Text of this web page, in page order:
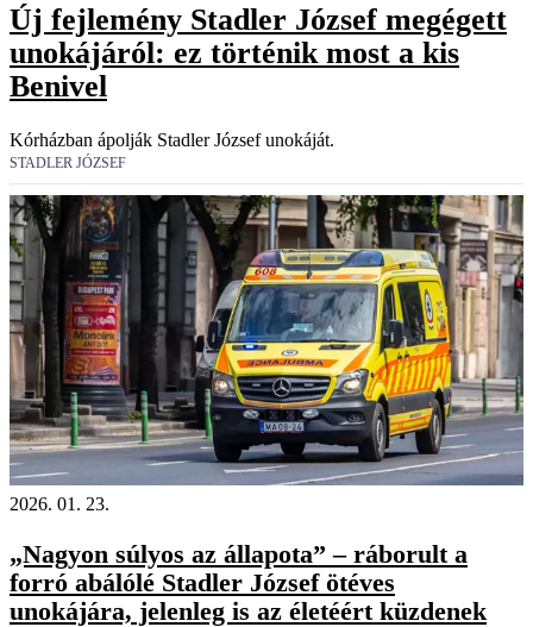
Új fejlemény Stadler József megégett
unokájáról: ez történik most a kis
Benivel
Kórházban ápolják Stadler József unokáját.
STADLER JÓZSEF
2026. 01. 23.
„Nagyon súlyos az állapota” – ráborult a
forró abálólé Stadler József ötéves
unokájára, jelenleg is az életéért küzdenek